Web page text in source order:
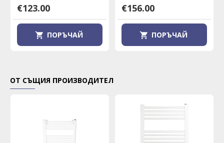
€123.00
ПОРЪЧАЙ
€156.00
ПОРЪЧАЙ
ОТ СЪЩИЯ ПРОИЗВОДИТЕЛ